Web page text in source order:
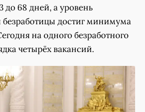
до 68 дней, а уровень
безработицы достиг минимума
на одного безработного
четырёх вакансий.